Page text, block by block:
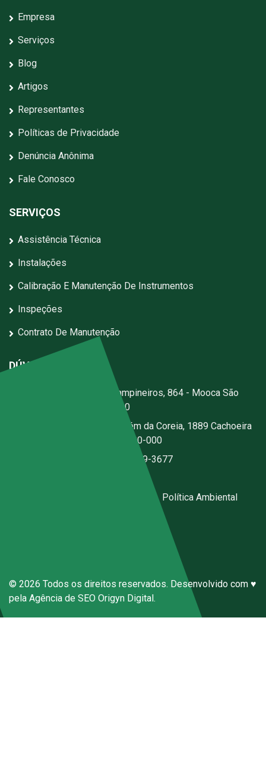
Empresa
Serviços
Blog
Artigos
Representantes
Políticas de Privacidade
Denúncia Anônima
Fale Conosco
SERVIÇOS
Assistência Técnica
Instalações
Calibração E Manutenção De Instrumentos
Inspeções
Contrato De Manutenção
DÚVIDAS?
Rua dos Campineiros, 864 - Mooca São
Paulo - SP - CEP: 03167-020
Estrada Jerusalém da Coreia, 1889 Cachoeira
- Santa Isabel - SP - CEP 07500-000
(11) 97059-3677
Política Ambiental
© 2026 Todos os direitos reservados. Desenvolvido com ♥
pela Agência de SEO Origyn Digital.